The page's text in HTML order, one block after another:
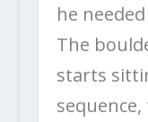
he
The
starts